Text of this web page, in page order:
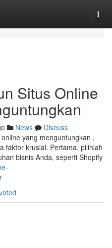
Situs Online
News
Discuss
yang menguntungkan ,
faktor krusial. Pertama, pilihlah
bisnis Anda, seperti Shopify